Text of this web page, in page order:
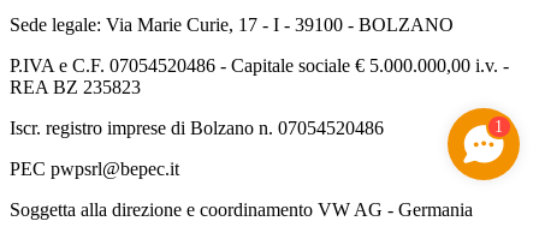
Sede legale: Via Marie Curie, 17 - I - 39100 - BOLZANO
P.IVA e C.F. 07054520486 - Capitale sociale € 5.000.000,00 i.v. -
REA BZ 235823
Iscr. registro imprese di Bolzano n. 07054520486
PEC pwpsrl@bepec.it
Soggetta alla direzione e coordinamento VW AG - Germania
1